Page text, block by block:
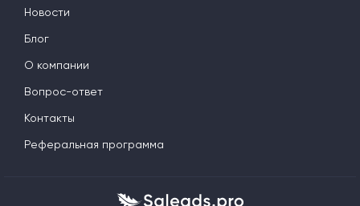
Новости
Блог
О компании
Вопрос-ответ
Контакты
Реферальная программа